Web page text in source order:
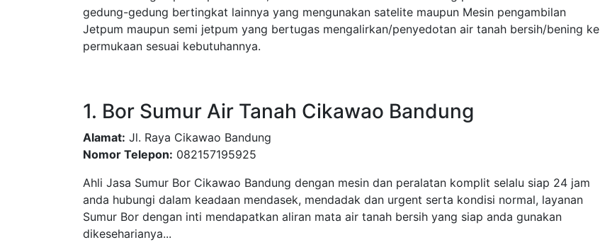
gedung-gedung bertingkat lainnya yang mengunakan satelite maupun Mesin pengambilan
Jetpum maupun semi jetpum yang bertugas mengalirkan/penyedotan air tanah bersih/bening ke
permukaan sesuai kebutuhannya.
1. Bor Sumur Air Tanah Cikawao Bandung
Alamat: Jl. Raya Cikawao Bandung
Nomor Telepon: 082157195925
Ahli Jasa Sumur Bor Cikawao Bandung dengan mesin dan peralatan komplit selalu siap 24 jam
anda hubungi dalam keadaan mendasek, mendadak dan urgent serta kondisi normal, layanan
Sumur Bor dengan inti mendapatkan aliran mata air tanah bersih yang siap anda gunakan
dikeseharianya...